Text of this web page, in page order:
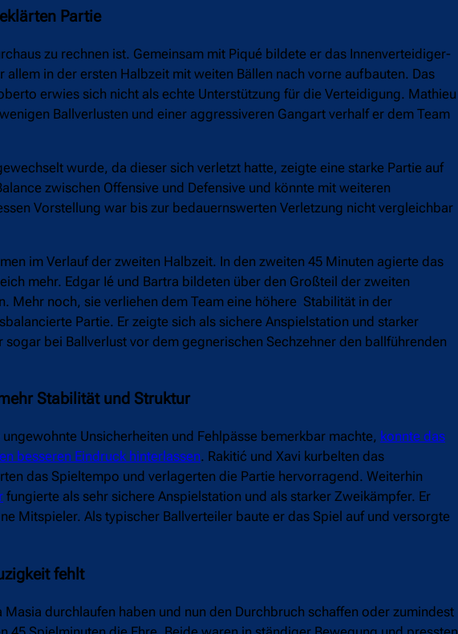
Partie
zu rechnen ist. Gemeinsam mit Piqué bildete er das Innenverteidiger-
in der ersten Halbzeit mit weiten Bällen nach vorne aufbauten. Das
erwies sich nicht als echte Unterstützung für die Verteidigung. Mathieu
Ballverlusten und einer aggressiveren Gangart verhalf er dem Team
wurde, da dieser sich verletzt hatte, zeigte eine starke Partie auf
zwischen Offensive und Defensive und könnte mit weiteren
Vorstellung war bis zur bedauernswerten Verletzung nicht vergleichbar
im Verlauf der zweiten Halbzeit. In den zweiten 45 Minuten agierte das
mehr. Edgar Ié und Bartra bildeten über den Großteil der zweiten
Mehr noch, sie verliehen dem Team eine höhere Stabilität in der
Partie. Er zeigte sich als sichere Anspielstation und starker
bei Ballverlust vor dem gegnerischen Sechzehner den ballführenden
Stabilität und Struktur
Unsicherheiten und Fehlpässe bemerkbar machte, konnte das
besseren Eindruck hinterlassen. Rakitić und Xavi kurbelten das
das Spieltempo und verlagerten die Partie hervorragend. Weiterhin
fungierte als sehr sichere Anspielstation und als starker Zweikämpfer. Er
Mitspieler. Als typischer Ballverteiler baute er das Spiel auf und versorgte
fehlt
durchlaufen haben und nun den Durchbruch schaffen oder zumindest